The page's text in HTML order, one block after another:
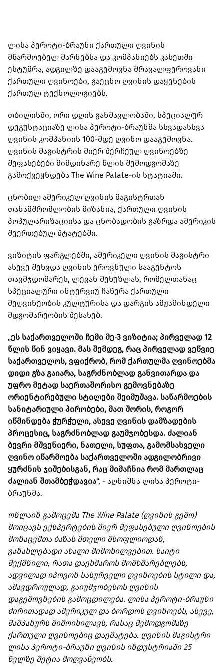
ლისა პეროტი-ბრაუნი ქართული ღვინის
მწარმოებელ მარნებსა და კომპანიებს კახეთში
ესტუმრა, ადგილზე დააგემოვნა მრავალფეროვანი
ქართული ღვინოები, გაეცნო ღვინის დაყენების
ქართულ ტექნოლოგიებს.
თბილისში, ორი დღის განმავლობაში, სპეციალურ
დეგუსტაციაზე ლისა პეროტი-ბრაუნმა სხვადასხვა
ღვინის კომპანიის 100-მდე ღვინო დააგემოვნა.
ღვინის მაგისტრის მიერ შერჩეულ ღვინოებზე
შეფასებები მიმდინარე წლის შემოდგომაზე
გამოქვეყნდება The Wine Palate-ის სტატიაში.
ცნობილ ამერიკელ ღვინის მაგისტრთან
თანამშრომლობის მიზანია, ქართული ღვინის
პოპულარიზაციისა და ცნობადობის გაზრდა ამერიკის
შეერთებულ შტატებში.
ვიზიტის ფარგლებში, ამერიკელი ღვინის მაგისტრი
ასევე შეხვდა ღვინის ეროვნული სააგენტოს
თავმჯდომარეს, ლევან მეხუზლას, რომელთანაც
სპეციალური ინტერვიუ ჩაწერა ქართული
მეღვინეობის კულტურისა და დარგის ამჟამინდელი
მდგომარეობის შესახებ.
„ეს საქართველოში ჩემი მე-3 ვიზიტია; პირველად 12
წლის წინ ვიყავი. მას შემდეგ, რაც პირველად ვეწვიე
საქართველოს, ვფიქრობ, რომ ქართულმა ღვინოებმა
დიდი გზა გაიარა, საგრძნობლად განვითარდა და
უფრო მეტად საერთაშორისო გემოვნებაზე
ორიენტირებული სტილები შეიმუშავა. საწარმოების
სანიტარიული პირობები, მათ შორის, როგორ
იწმინდება ჭურჭელი, ასევე ღვინის დამზადების
პროცესიც, საგრძნობლად გაუმჯობესდა. ძალიან
ბევრი მშვენიერი, ნათელი, სუფთა, გამომსახველი
ღვინო იწარმოება საქართველოში ადგილობრივი
ყურძნის ჯიშებისგან, რაც მიმაჩნია რომ მართლაც
ძალიან შთამბეჭდავია“, - აღნიშნა ლისა პეროტი-
ბრაუნმა.
ონლაინ გამოცემა The Wine Palate (ღვინის გემო)
მოიცავს ექსპერტების მიერ შეფასებული ღვინოების
მონაცემთა ბაზას მთელი მსოფლიოდან,
განახლებადი ახალი მიმოხილვებით. საიტი
შექმნილი, რათა დაეხმაროს მომხმარებლებს,
ადვილად იპოვონ სასურველი ღვინოების სტილი და,
ამავდროულად, გაიუმჯობესოს ღვინის
დაგემოვნების გამოცდილება. ლისა პეროტი-ბრაუნი
ძირითადად ამერიკულ და ბორდოს ღვინოებს, ასევე,
შამპანურს მიმოიხილავს, რასაც შემოდგომაზე
ქართული ღვინოებიც დაემატება. ღვინის მაგისტრი
ლისა პეროტი-ბრაუნი ღვინის ინდუსტრიაში 25
წელზე მეტია მოღვაწეობს.